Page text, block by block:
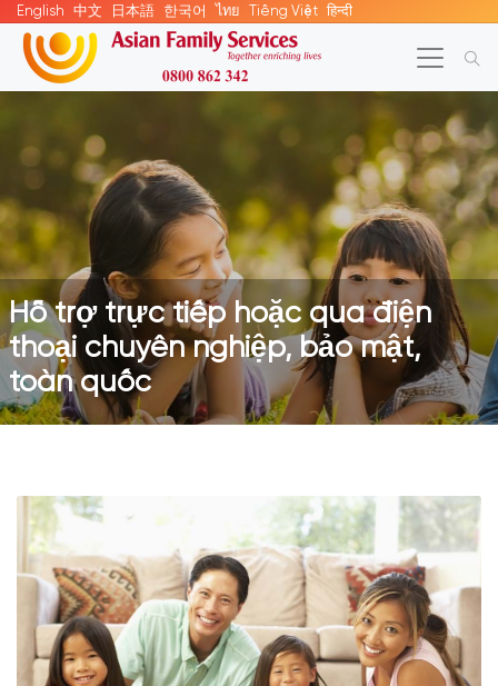
English 中文 日本語 한국어 ไทย Tiếng Việt हिन्दी
Hỗ trợ trực tiếp hoặc qua điện
thoại chuyên nghiệp, bảo mật,
toàn quốc